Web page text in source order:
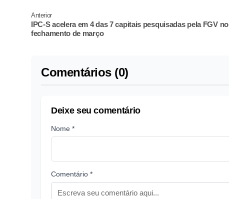
Anterior
IPC-S acelera em 4 das 7 capitais pesquisadas pela FGV no
fechamento de março
Comentários (0)
Deixe seu comentário
Nome *
Comentário *